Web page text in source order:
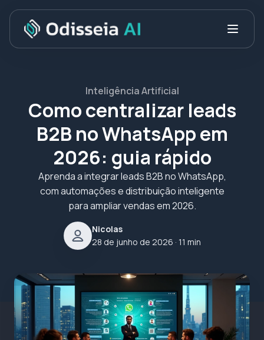
Inteligência Artificial
Como centralizar leads
B2B no WhatsApp em
2026: guia rápido
Aprenda a integrar leads B2B no WhatsApp,
com automações e distribuição inteligente
para ampliar vendas em 2026.
Nicolas
28 de junho de 2026 · 11 min